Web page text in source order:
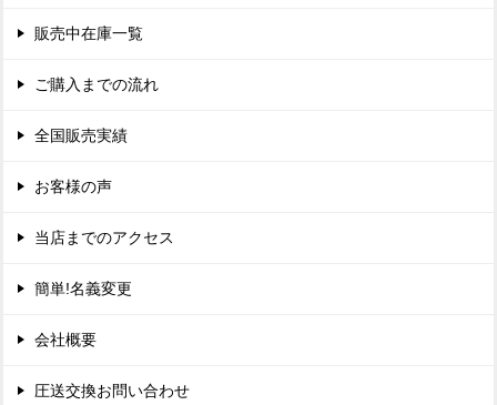
販売中在庫一覧
ご購入までの流れ
全国販売実績
お客様の声
当店までのアクセス
簡単!名義変更
会社概要
圧送交換お問い合わせ